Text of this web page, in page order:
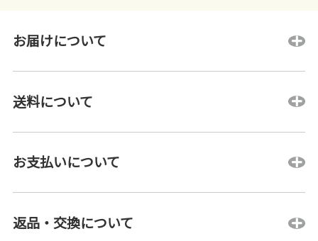
お届けについて
送料について
お支払いについて
返品・交換について